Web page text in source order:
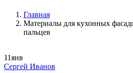
Главная
Материалы для кухонных
пальцев
11янв
Сергей Иванов